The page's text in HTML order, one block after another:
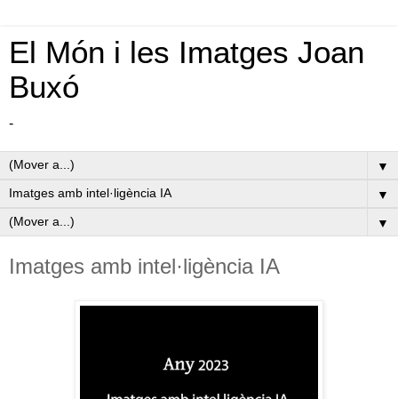
El Món i les Imatges Joan
Buxó
-
▼
▼
▼
Imatges amb intel·ligència IA